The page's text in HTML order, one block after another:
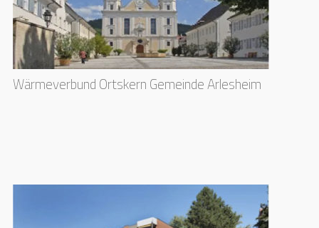
Wärmeverbund Ortskern Gemeinde Arlesheim